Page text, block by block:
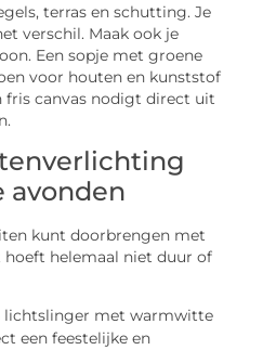
terras en schutting. Je
verschil. Maak ook je
Een sopje met groene
voor houten en kunststof
fris canvas nodigt direct uit
avonden
kunt doorbrengen met
helemaal niet duur of
lichtslinger met warmwitte
een feestelijke en